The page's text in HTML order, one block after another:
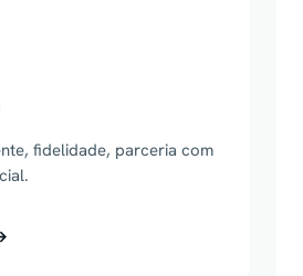
fidelidade, parceria com